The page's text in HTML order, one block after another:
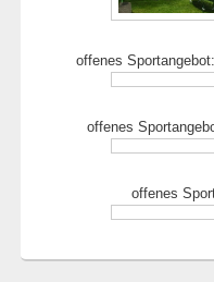
offenes
offenes
offenes